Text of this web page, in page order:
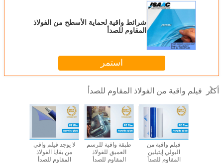
شرائط واقية لحماية الأسطح من الفولاذ
المقاوم للصدأ
استمر
أكثر فيلم واقية من الفولاذ المقاوم للصدأ
غشاء واقي من
الفولاذ المقاوم
للصدأ لإنهاء خط
فيلم واقية للصلب
غير القابل للصدأ
المصقول رقم 4
فيلم واقية مع الغراء
الاكريليك لإنهاء مرآة
الفولاذ المقاوم